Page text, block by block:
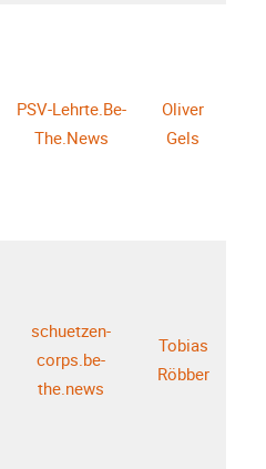
PSV-Lehrte.Be-
The.News
Oliver
Gels
schuetzen-
corps.be-
the.news
Tobias
Röbber